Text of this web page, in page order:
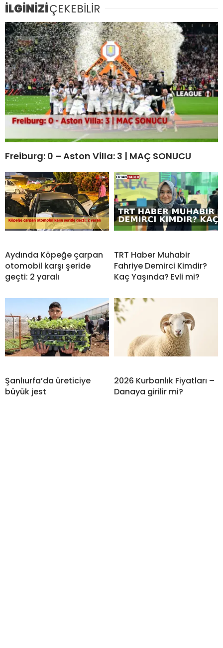
İLGİNİZİÇEKEBİLİR
Freiburg: 0 – Aston Villa: 3 | MAÇ SONUCU
Aydında Köpeğe çarpan
otomobil karşı şeride
geçti: 2 yaralı
TRT Haber Muhabir
Fahriye Demirci Kimdir?
Kaç Yaşında? Evli mi?
Şanlıurfa’da üreticiye
büyük jest
2026 Kurbanlık Fiyatları –
Danaya girilir mi?